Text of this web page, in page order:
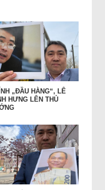
„ĐẦU HÀNG“, LÊ
HƯNG LÊN THỦ